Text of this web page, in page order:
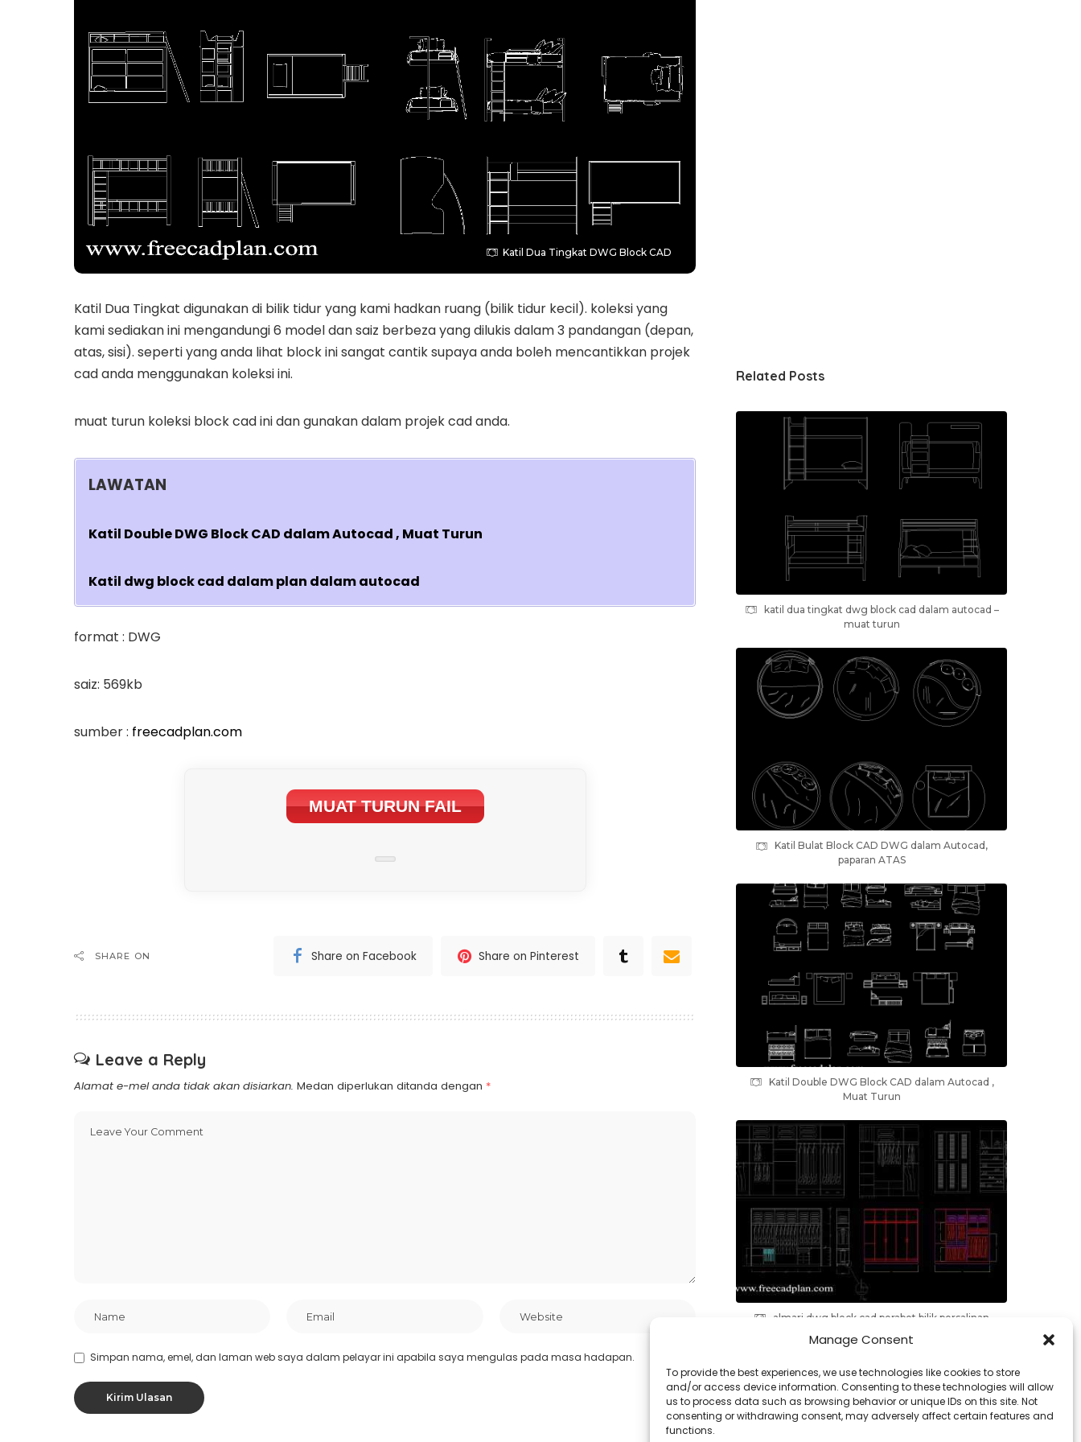
Manage Consent
To provide the best experiences, we use technologies like cookies to store
and/or access device information. Consenting to these technologies will allow
us to process data such as browsing behavior or unique IDs on this site. Not
consenting or withdrawing consent, may adversely affect certain features and
functions.
Katil Dua Tingkat DWG Block CAD
Katil Dua Tingkat digunakan di bilik tidur yang kami hadkan ruang (bilik tidur kecil). koleksi yang
kami sediakan ini mengandungi 6 model dan saiz berbeza yang dilukis dalam 3 pandangan (depan,
atas, sisi). seperti yang anda lihat block ini sangat cantik supaya anda boleh mencantikkan projek
cad anda menggunakan koleksi ini.
muat turun koleksi block cad ini dan gunakan dalam projek cad anda.
LAWATAN
Katil Double DWG Block CAD dalam Autocad , Muat Turun
Katil dwg block cad dalam plan dalam autocad
format : DWG
saiz: 569kb
sumber : freecadplan.com
MUAT TURUN FAIL
SHARE ON Share on Facebook Share on Pinterest
Leave a Reply
Alamat e-mel anda tidak akan disiarkan. Medan diperlukan ditanda dengan *
Simpan nama, emel, dan laman web saya dalam pelayar ini apabila saya mengulas pada masa hadapan.
Related Posts
katil dua tingkat dwg block cad dalam autocad –
muat turun
Katil Bulat Block CAD DWG dalam Autocad,
paparan ATAS
Katil Double DWG Block CAD dalam Autocad ,
Muat Turun
almari dwg block cad perabot bilik persalinan